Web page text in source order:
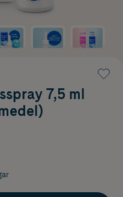
7,5 ml